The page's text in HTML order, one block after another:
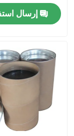
اطلب اقتباس
شريط الألمنيوم
شريط فاصل
بار بوتيل فاصل
إرسال